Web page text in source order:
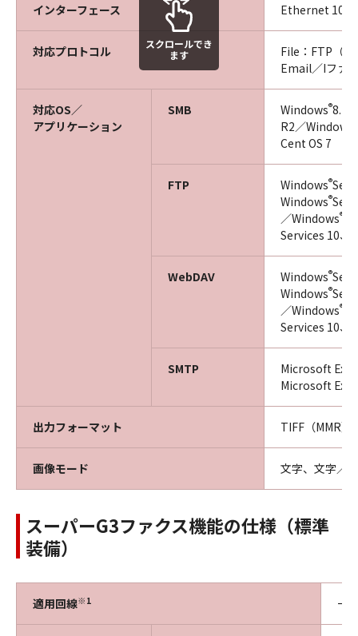
インターフェース Ethernet
対応プロトコル
File：FTP（
Email／Iファ
対応OS／
アプリケーション
SMB Windows®8.1
R2／Windows
Cent OS 7
FTP Windows®
Windows®
／Windows®
Services 10、
WebDAV Windows®
Windows®
／Windows®
Services 10、
SMTP
Microsoft
Microsoft
出力フォーマット TIFF（MMR
画像モード 文字、文字／
スクロールでき
ます
スーパーG3ファクス機能の仕様（標準
装備）
適用回線※1 一